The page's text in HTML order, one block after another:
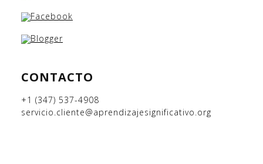
CONTACTO
+1 (347) 537-4908
servicio.cliente@aprendizajesignificativo.org